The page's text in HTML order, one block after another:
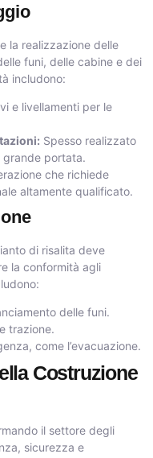
la realizzazione delle
funi, delle cabine e dei
includono:
e livellamenti per le
Spesso realizzato
grande portata.
che richiede
altamente qualificato.
di risalita deve
la conformità agli
delle funi.
trazione.
come l’evacuazione.
Costruzione
il settore degli
sicurezza e